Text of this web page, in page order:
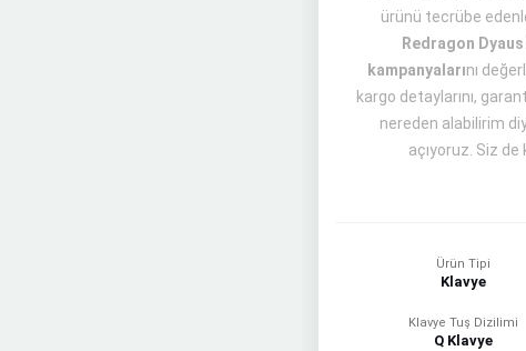
ürünü tecrübe
Redragon
kampanyalarını
kargo detaylarını,
nereden alabilirim
açıyoruz. Siz
Ürün Tipi
Klavye
Klavye Tuş Dizilimi
Q Klavye